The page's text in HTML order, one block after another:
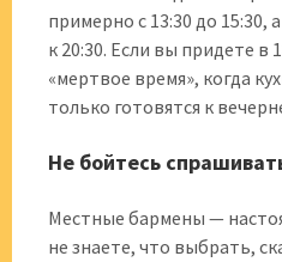
примерно с 13:30 до 15:30,
к 20:30. Если вы придете в
«мертвое время», когда
только готовятся к
Не бойтесь
Местные бармены —
не знаете, что выбрать,